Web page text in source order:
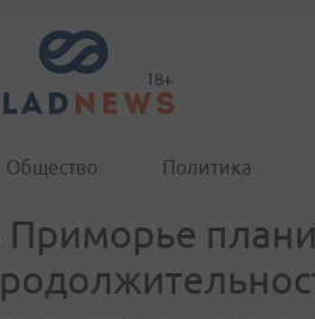
Общество Политика
Приморье